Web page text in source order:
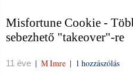
Misfortune Cookie -
sebezhető "takeover"-re
11 éve | M Imre | 1 hozzászólás